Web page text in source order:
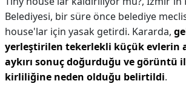
Belediyesi, bir süre önce belediye
house'lar için yasak getirdi. Kararda,
yerleştirilen tekerlekli küçük evlerin
aykırı sonuç doğurduğu ve görüntü
kirliliğine neden olduğu belirtildi.